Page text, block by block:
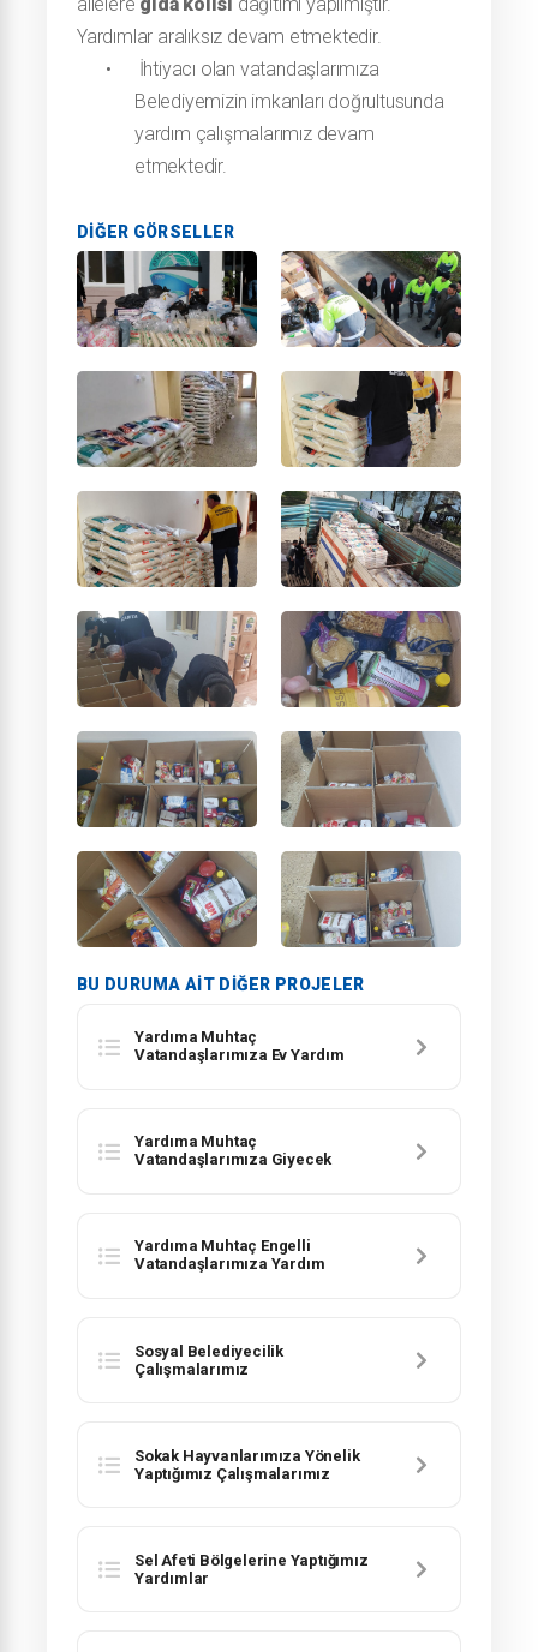
Yardımlar aralıksız devam etmektedir.
•
İhtiyacı olan vatandaşlarımıza
Belediyemizin imkanları doğrultusunda
yardım çalışmalarımız devam
etmektedir.
DIĞER GÖRSELLER
BU DURUMA AIT DIĞER PROJELER
Yardıma Muhtaç
Vatandaşlarımıza Ev Yardım
Yardıma Muhtaç
Vatandaşlarımıza Giyecek
Yardıma Muhtaç Engelli
Vatandaşlarımıza Yardım
Sosyal Belediyecilik
Çalışmalarımız
Sokak Hayvanlarımıza Yönelik
Yaptığımız Çalışmalarımız
Sel Afeti Bölgelerine Yaptığımız
Yardımlar